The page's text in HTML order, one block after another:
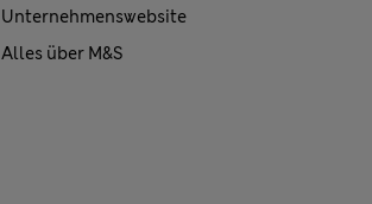
Unternehmenswebsite
Alles über M&S